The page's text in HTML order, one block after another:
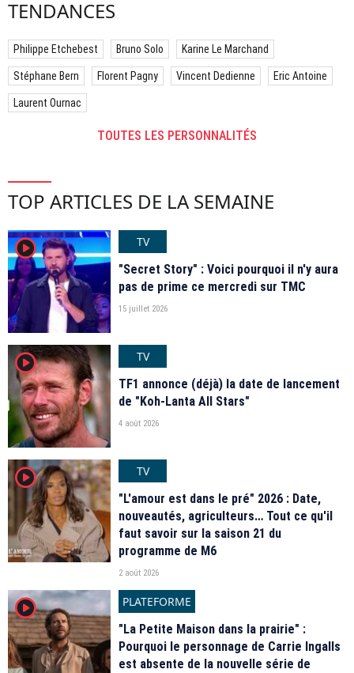
TENDANCES
Philippe Etchebest Bruno Solo Karine Le Marchand
Stéphane Bern Florent Pagny Vincent Dedienne Eric Antoine
Laurent Ournac
TOUTES LES PERSONNALITÉS
TOP ARTICLES DE LA SEMAINE
player2
TV
"Secret Story" : Voici pourquoi il n'y aura
pas de prime ce mercredi sur TMC
15 juillet 2026
player2
TV
TF1 annonce (déjà) la date de lancement
de "Koh-Lanta All Stars"
4 août 2026
player2
TV
"L'amour est dans le pré" 2026 : Date,
nouveautés, agriculteurs… Tout ce qu'il
faut savoir sur la saison 21 du
programme de M6
2 août 2026
player2
PLATEFORME
"La Petite Maison dans la prairie" :
Pourquoi le personnage de Carrie Ingalls
est absente de la nouvelle série de